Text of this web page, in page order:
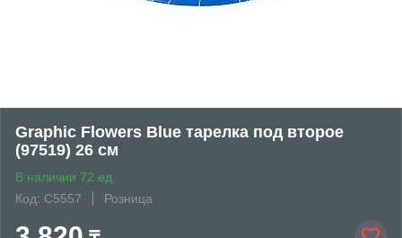
Graphic Flowers Blue тарелка под второе
(97519) 26 см
В наличии 72 ед.
Код: C5557
Розница